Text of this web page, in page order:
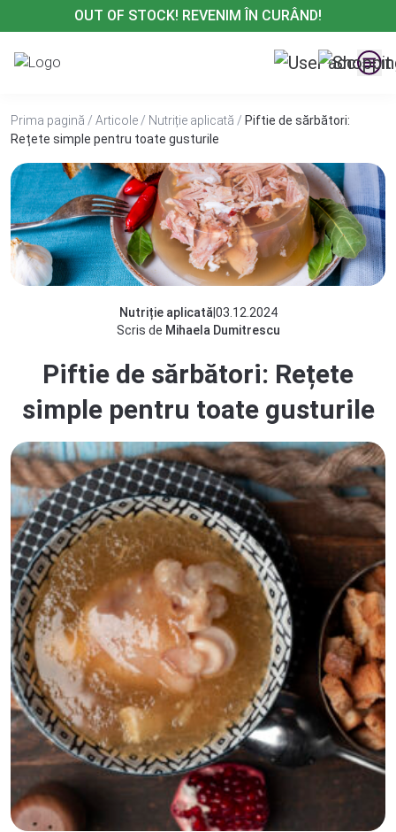
la
conținut
OUT OF STOCK! REVENIM ÎN CURÂND!
Prima pagină / Articole / Nutriție aplicată / Piftie de sărbători:
Rețete simple pentru toate gusturile
Nutriție aplicată 03.12.2024
Scris de Mihaela Dumitrescu
Piftie de sărbători: Rețete
simple pentru toate gusturile